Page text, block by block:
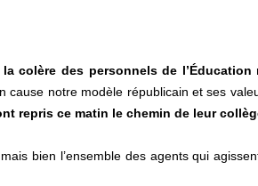
colère des personnels de l’Éducation
cause notre modèle républicain et ses
repris ce matin le chemin de leur
bien l’ensemble des agents qui